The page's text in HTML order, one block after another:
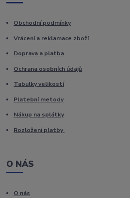
Obchodní podmínky
Vrácení a reklamace zboží
Doprava a platba
Ochrana osobních údajů
Tabulky velikostí
Platební metody
Nákup na splátky
Rozložení platby
O NÁS
O nás